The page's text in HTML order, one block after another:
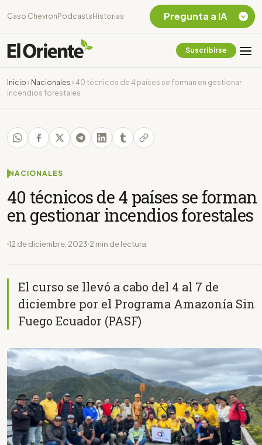
Caso Chevron Podcasts Historias
Suscribirse
Inicio › Nacionales › 40 técnicos de 4 países se forman en gestionar
incendios forestales
NACIONALES
40 técnicos de 4 países se forman
en gestionar incendios forestales
12 de diciembre, 2023 2 min de lectura
El curso se llevó a cabo del 4 al 7 de
diciembre por el Programa Amazonía Sin
Fuego Ecuador (PASF)
Pregunta a IA
Chevron Ecuador